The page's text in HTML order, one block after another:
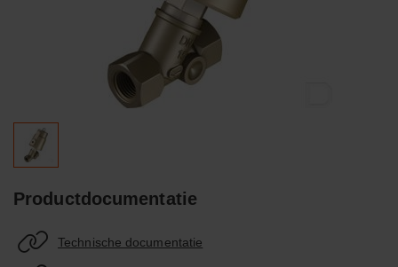
Productdocumentatie
Technische documentatie